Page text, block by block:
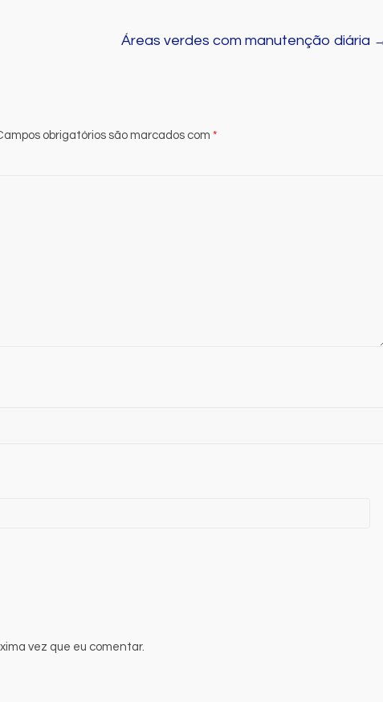
Áreas verdes com manutenção diária
obrigatórios são marcados com *
vez que eu comentar.